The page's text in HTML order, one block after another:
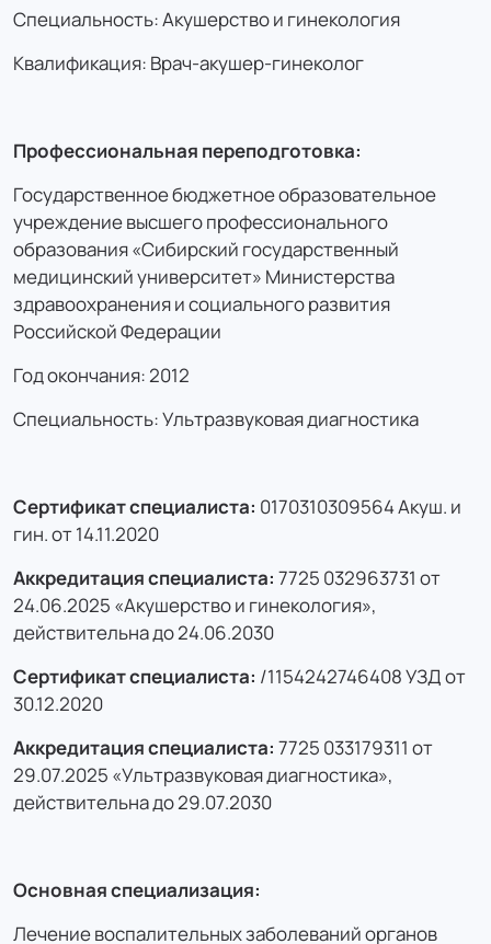
Специальность: Акушерство и гинекология
Квалификация: Врач-акушер-гинеколог
Профессиональная переподготовка:
Государственное бюджетное образовательное
учреждение высшего профессионального
образования «Сибирский государственный
медицинский университет» Министерства
здравоохранения и социального развития
Российской Федерации
Год окончания: 2012
Специальность: Ультразвуковая диагностика
Сертификат специалиста: 0170310309564 Акуш. и
гин. от 14.11.2020
Аккредитация специалиста: 7725 032963731 от
24.06.2025 «Акушерство и гинекология»,
действительна до 24.06.2030
Сертификат специалиста: /1154242746408 УЗД от
30.12.2020
Аккредитация специалиста: 7725 033179311 от
29.07.2025 «Ультразвуковая диагностика»,
действительна до 29.07.2030
Основная специализация:
Лечение воспалительных заболеваний органов